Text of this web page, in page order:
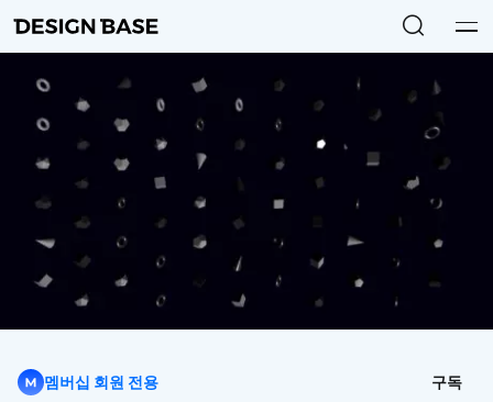
멤버십 회원 전용 구독